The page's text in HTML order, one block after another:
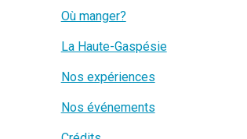
Où manger?
La Haute-Gaspésie
Nos expériences
Nos événements